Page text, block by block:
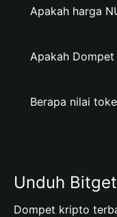
Apakah harga
Apakah Dompet
Berapa nilai
Unduh
Dompet kripto